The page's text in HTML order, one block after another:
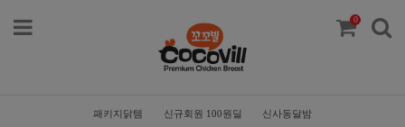
0
패키지닭템 신규회원 100원딜 신사동달밤